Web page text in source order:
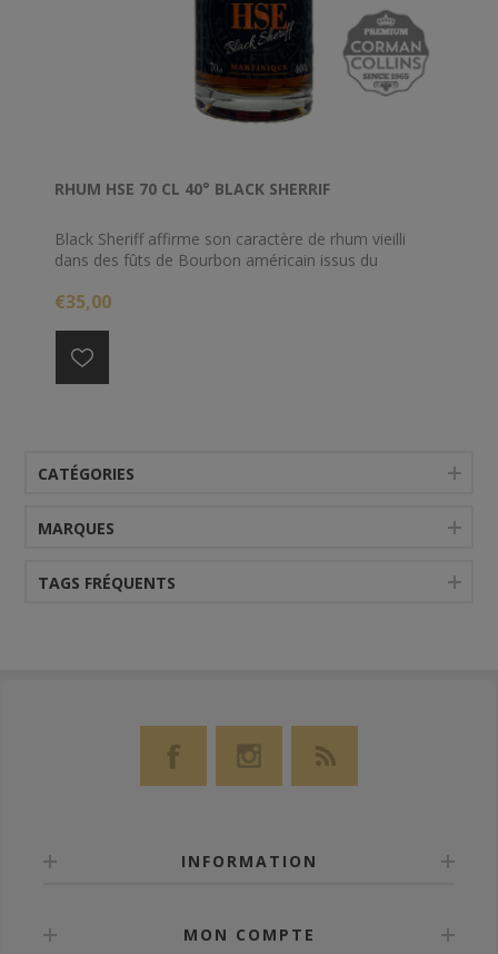
RHUM HSE 70 CL 40° BLACK SHERRIF
Black Sheriff affirme son caractère de rhum vieilli
dans des fûts de Bourbon américain issus du
de l'Habitation Saint-Etienne à la Martinique. Black
€35,00
CATÉGORIES
MARQUES
TAGS FRÉQUENTS
INFORMATION
MON COMPTE